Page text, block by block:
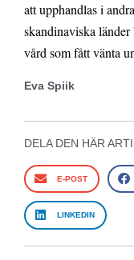
att upphandlas i
skandinaviska
vård som fått vänta
Eva Spiik
DELA DEN HÄR
E-POST
LINKEDIN